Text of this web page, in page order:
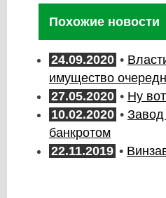
Похожие новости
24.09.2020 •
имущество
27.05.2020 • Ну
10.02.2020 •
банкротом
22.11.2019 •